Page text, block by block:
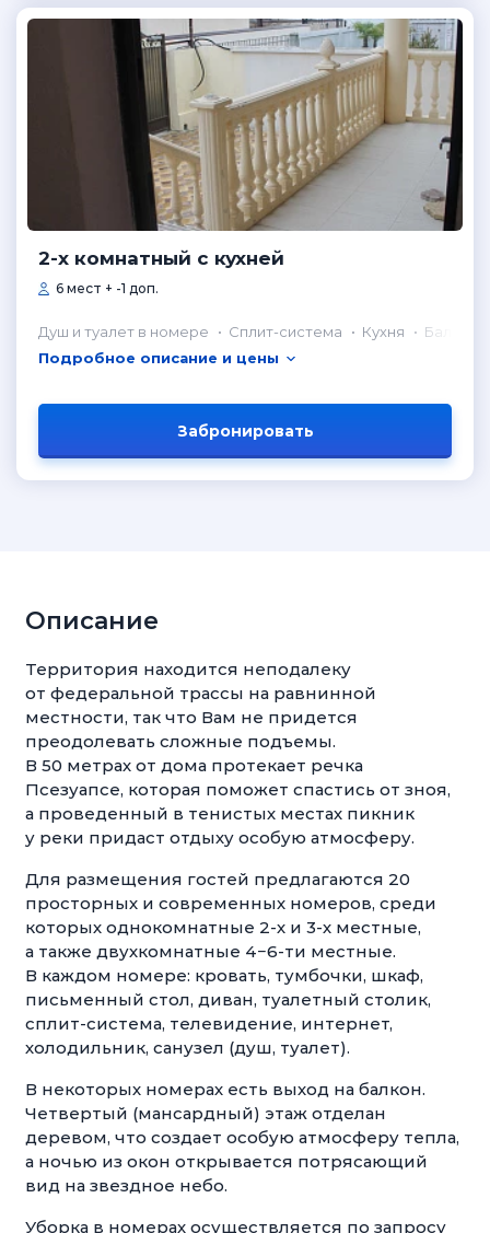
2-х комнатный с кухней
6 мест + -1 доп.
Душ и туалет в номере Сплит-система Кухня
Балкон
Подробное описание и цены
Забронировать
Описание
Территория находится неподалеку
от федеральной трассы на равнинной
местности, так что Вам не придется
преодолевать сложные подъемы.
В 50 метрах от дома протекает речка
Псезуапсе, которая поможет спастись от зноя,
а проведенный в тенистых местах пикник
у реки придаст отдыху особую атмосферу.
Для размещения гостей предлагаются 20
просторных и современных номеров, среди
которых однокомнатные 2-х и 3-х местные,
а также двухкомнатные 4−6-ти местные.
В каждом номере: кровать, тумбочки, шкаф,
письменный стол, диван, туалетный столик,
сплит-система, телевидение, интернет,
холодильник, санузел (душ, туалет).
В некоторых номерах есть выход на балкон.
Четвертый (мансардный) этаж отделан
деревом, что создает особую атмосферу тепла,
а ночью из окон открывается потрясающий
вид на звездное небо.
Уборка в номерах осуществляется по запросу